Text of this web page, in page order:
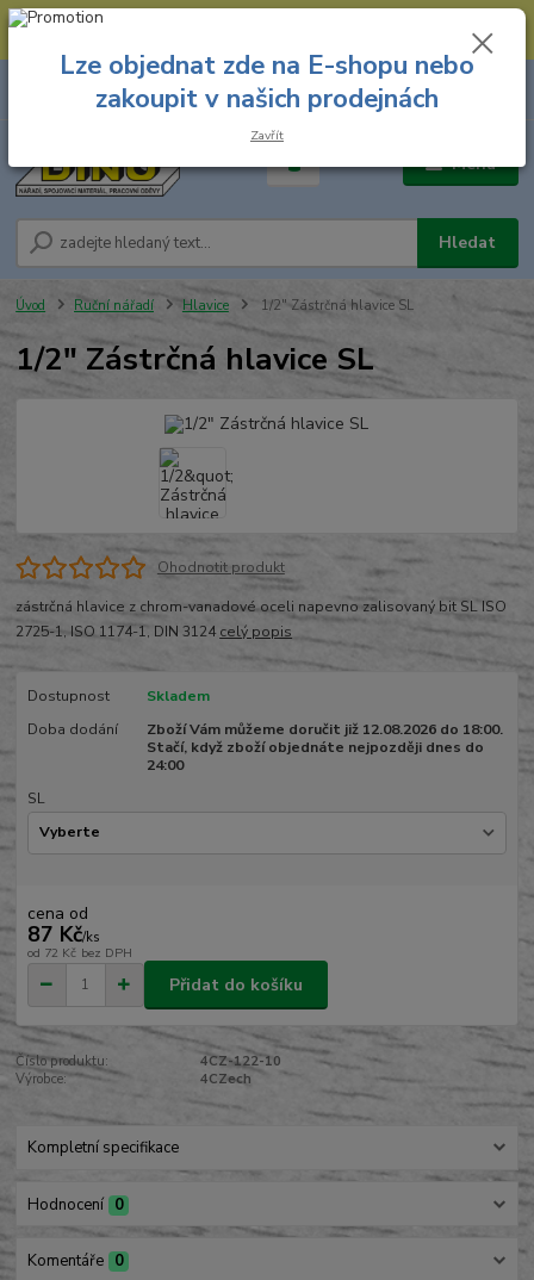
--- Spojovací materiál: 774 431 045 --- Prodejna nářadí: 731 449 423 --
Menu
Hledat
8.00 hod. - 16.00 hod.
za
Úvod Ruční nářadí Hlavice 1/2" Zástrčná hlavice SL
1/2" Zástrčná hlavice SL
Ohodnotit produkt
zástrčná hlavice z chrom-vanadové oceli napevno zalisovaný bit SL ISO
2725-1, ISO 1174-1, DIN 3124 celý popis
Dostupnost
Skladem
Doba dodání
Zboží Vám můžeme doručit již 12.08.2026 do 18:00.
Stačí, když zboží objednáte nejpozději dnes do
24:00
SL
cena od
87 Kč/ks
od 72 Kč bez DPH
Přidat do košíku
Číslo produktu:
4CZ-122-10
Výrobce:
4CZech
Kompletní specifikace
Hodnocení 0
Komentáře 0
Lze objednat zde na E-shopu nebo
zakoupit v našich prodejnách
Zavřít